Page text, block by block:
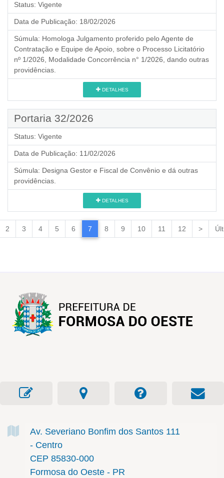
Status: Vigente
Data de Publicação: 18/02/2026
Súmula: Homologa Julgamento proferido pelo Agente de
Contratação e Equipe de Apoio, sobre o Processo Licitatório
nº 1/2026, Modalidade Concorrência n° 1/2026, dando outras
providências.
DETALHES
Portaria 32/2026
Status: Vigente
Data de Publicação: 11/02/2026
Súmula: Designa Gestor e Fiscal de Convênio e dá outras
providências.
DETALHES
2 3 4 5 6 7 8 9 10 11 12 >
Av. Severiano Bonfim dos Santos 111
- Centro
CEP 85830-000
Formosa do Oeste - PR